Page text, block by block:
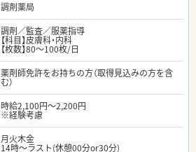
調剤薬局
調剤／監査／服薬指導
【科目】皮膚科・内科
【枚数】80～100枚/日
薬剤師免許をお持ちの方（取得見込みの方を含
む）
時給2,100円～2,200円
※経験考慮
月火木金
14時～ラスト(休憩00分or30分)